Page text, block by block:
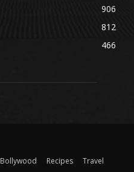
906
812
466
Bollywood Recipes
Travel